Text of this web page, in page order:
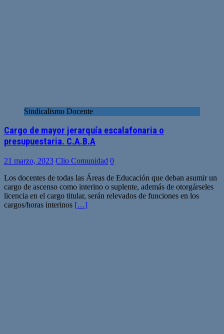
Sindicalismo Docente
Cargo de mayor jerarquía escalafonaria o
presupuestaria. C.A.B.A
21 marzo, 2023 Clio Comunidad 0
Los docentes de todas las Áreas de Educación que deban asumir un
cargo de ascenso como interino o suplente, además de otorgárseles
licencia en el cargo titular, serán relevados de funciones en los
cargos/horas interinos […]